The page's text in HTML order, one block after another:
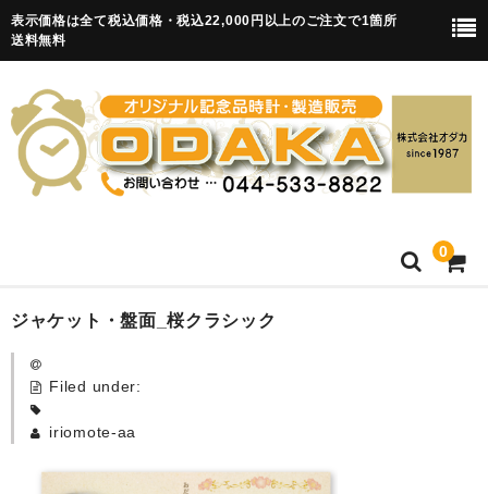
表示価格は全て税込価格・税込22,000円以上のご注文で1箇所
送料無料
0
HOME
卒園記念品
ジャケット・盤面_桜クラシック
Filed under:
iriomote-aa